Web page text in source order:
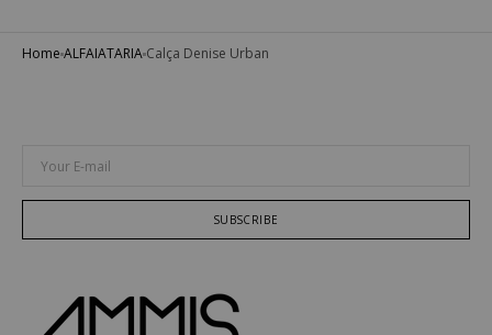
Home ALFAIATARIA Calça Denise Urban
SUBSCRIBE